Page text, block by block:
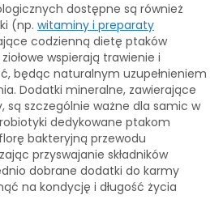
dostępne są również
(np. witaminy i preparaty
codzienną dietę ptaków
wspierają trawienie i
będąc naturalnym uzupełnieniem
Dodatki mineralne, zawierające
są szczególnie ważne dla samic w
dedykowane ptakom
bakteryjną przewodu
przyswajanie składników
dobrane dodatki do karmy
na kondycję i długość życia